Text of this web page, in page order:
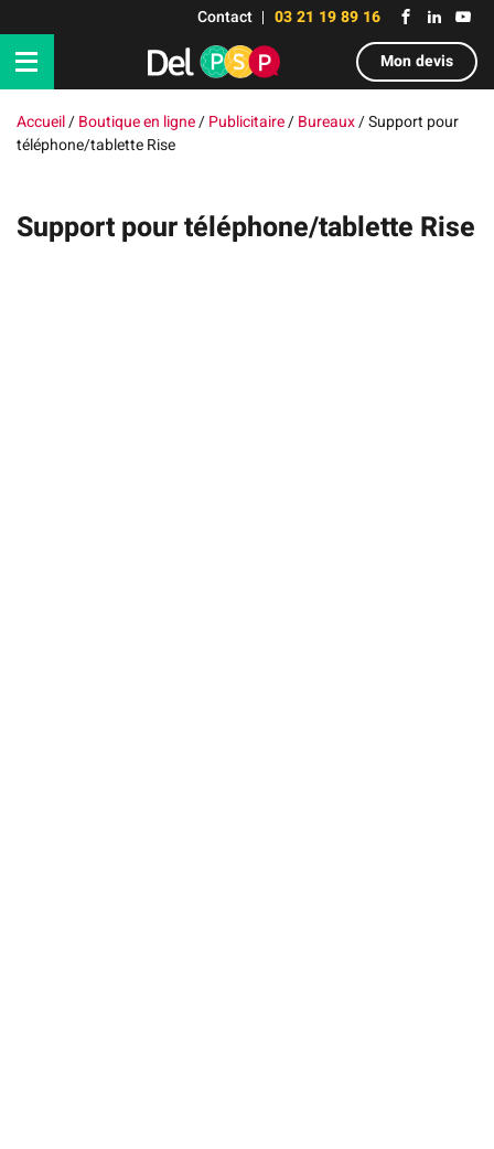
Contact
03 21 19 89 16
Mon devis
Accueil/Boutique en ligne/Publicitaire/Bureaux/Support pour
téléphone/tablette Rise
Support pour téléphone/tablette Rise